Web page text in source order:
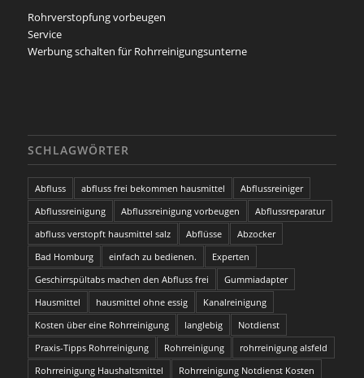
Rohrverstopfung vorbeugen
Service
Werbung schalten für Rohrreinigungsunterne
SCHLAGWÖRTER
Abfluss abfluss frei bekommen hausmittel
Abflussreiniger
Abflussreinigung
Abflussreinigung vorbeugen
Abflussreparatur
abfluss verstopft hausmittel salz
Abflüsse
Abzocker
Bad Homburg
einfach zu bedienen.
Experten
Geschirrspültabs machen den Abfluss frei
Gummiadapter
Hausmittel
hausmittel ohne essig
Kanalreinigung
Kosten über eine Rohrreinigung
langlebig
Notdienst
Praxis-Tipps Rohrreinigung
Rohrreinigung
rohrreinigung alsfeld
Rohrreinigung Haushaltsmittel
Rohrreinigung Notdienst Kosten